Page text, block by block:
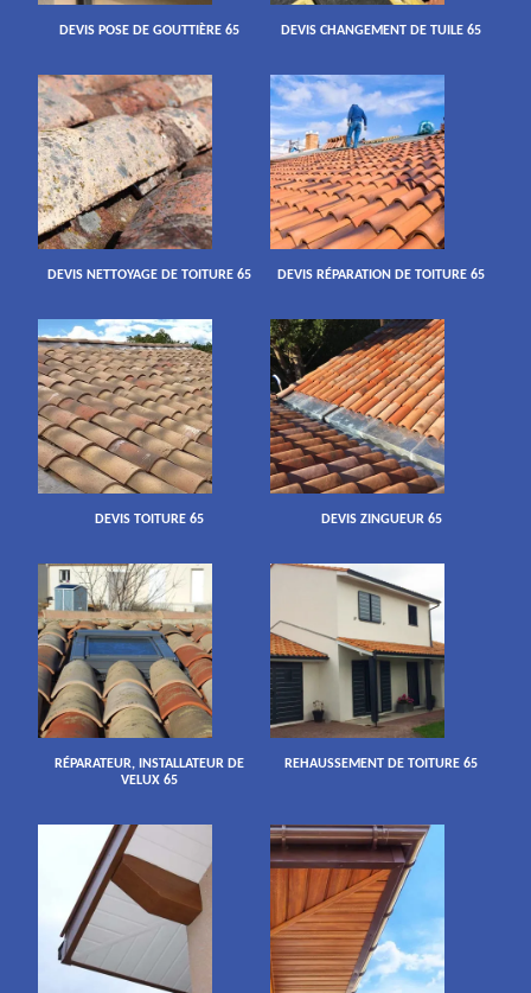
DEVIS POSE DE GOUTTIÈRE 65 DEVIS CHANGEMENT DE TUILE 65
DEVIS NETTOYAGE DE TOITURE 65 DEVIS RÉPARATION DE TOITURE 65
DEVIS TOITURE 65 DEVIS ZINGUEUR 65
RÉPARATEUR, INSTALLATEUR DE
VELUX 65
REHAUSSEMENT DE TOITURE 65